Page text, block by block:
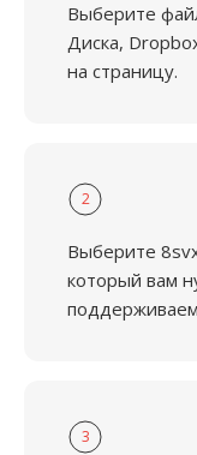
Выберите
Диска,
на страницу.
2
Выберите
который вам
3